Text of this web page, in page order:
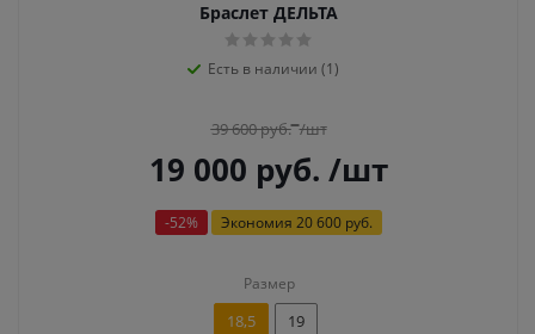
Браслет ДЕЛЬТА
Есть в наличии (1)
39 600руб. /шт
19 000 руб. /шт
-52% Экономия 20 600 руб.
Размер
18,5 19